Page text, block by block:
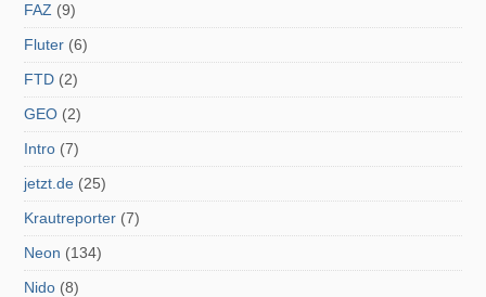
FAZ (9)
Fluter (6)
FTD (2)
GEO (2)
Intro (7)
jetzt.de (25)
Krautreporter (7)
Neon (134)
Nido (8)